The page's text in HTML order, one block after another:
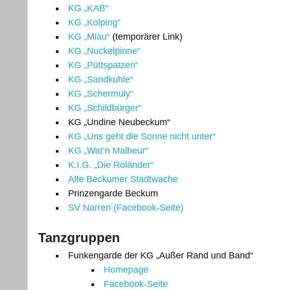
KG „KAB“
KG „Kolping“
KG „Miau“(temporärer Link)
KG „Nuckelpinne“
KG „Püttspatzen“
KG „Sandkuhle“
KG „Schermuly“
KG „Schildbürger“
KG „Undine Neubeckum“
KG „Uns geht die Sonne nicht unter“
KG „Wat’n Malheur“
K.I.G. „Die Roländer“
Alte Beckumer Stadtwache
Prinzengarde Beckum
SV Narren (Facebook-Seite)
Tanzgruppen
Funkengarde der KG „Außer Rand und Band“
Homepage
Facebook-Seite